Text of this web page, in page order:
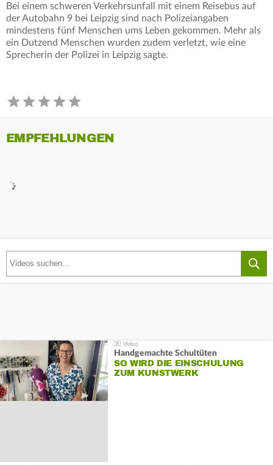
Bei einem schweren Verkehrsunfall mit einem Reisebus auf
der Autobahn 9 bei Leipzig sind nach Polizeiangaben
mindestens fünf Menschen ums Leben gekommen. Mehr als
ein Dutzend Menschen wurden zudem verletzt, wie eine
Sprecherin der Polizei in Leipzig sagte.
EMPFEHLUNGEN
Handgemachte Schultüten
SO WIRD DIE EINSCHULUNG
ZUM KUNSTWERK